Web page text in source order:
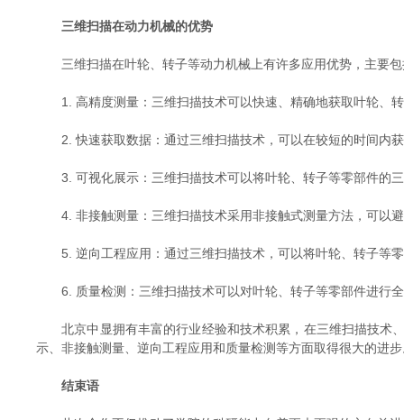
三维扫描在动力机械的优势
三维扫描在叶轮、转子等动力机械上有许多应用优势，主要包
1. 高精度测量：三维扫描技术可以快速、精确地获取叶轮、
2. 快速获取数据：通过三维扫描技术，可以在较短的时间内获
3. 可视化展示：三维扫描技术可以将叶轮、转子等零部件的
4. 非接触测量：三维扫描技术采用非接触式测量方法，可以
5. 逆向工程应用：通过三维扫描技术，可以将叶轮、转子等零
6. 质量检测：三维扫描技术可以对叶轮、转子等零部件进行全
北京中显拥有丰富的行业经验和技术积累，在三维扫描技术、
示、非接触测量、逆向工程应用和质量检测等方面取得很大的进
结束语